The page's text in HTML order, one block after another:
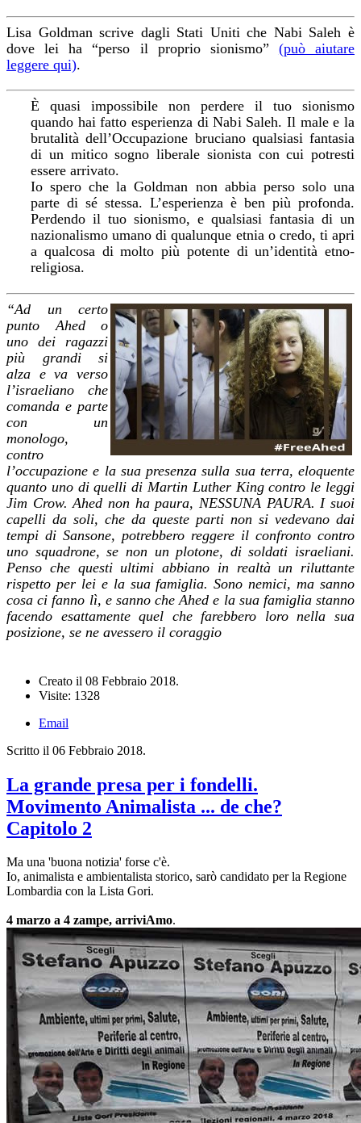
Lisa Goldman scrive dagli Stati Uniti che Nabi Saleh è
dove lei ha “perso il proprio sionismo” (può aiutare
leggere qui).
È quasi impossibile non perdere il tuo sionismo
quando hai fatto esperienza di Nabi Saleh. Il male e la
brutalità dell’Occupazione bruciano qualsiasi fantasia
di un mitico sogno liberale sionista con cui potresti
essere arrivato.
Io spero che la Goldman non abbia perso solo una
parte di sé stessa. L’esperienza è ben più profonda.
Perdendo il tuo sionismo, e qualsiasi fantasia di un
nazionalismo umano di qualunque etnia o credo, ti apri
a qualcosa di molto più potente di un’identità etno-
religiosa.
“Ad un certo
punto Ahed o
uno dei ragazzi
più grandi si
alza e va verso
l’israeliano che
comanda e parte
con un
monologo,
contro
l’occupazione e la sua presenza sulla sua terra, eloquente
quanto uno di quelli di Martin Luther King contro le leggi
Jim Crow. Ahed non ha paura, NESSUNA PAURA. I suoi
capelli da soli, che da queste parti non si vedevano dai
tempi di Sansone, potrebbero reggere il confronto contro
uno squadrone, se non un plotone, di soldati israeliani.
Penso che questi ultimi abbiano in realtà un riluttante
rispetto per lei e la sua famiglia. Sono nemici, ma sanno
cosa ci fanno lì, e sanno che Ahed e la sua famiglia stanno
facendo esattamente quel che farebbero loro nella sua
posizione, se ne avessero il coraggio
Creato il 08 Febbraio 2018.
Visite: 1328
Email
Scritto il 06 Febbraio 2018.
La grande presa per i fondelli.
Movimento Animalista ... de che?
Capitolo 2
Ma una 'buona notizia' forse c'è.
Io, animalista e ambientalista storico, sarò candidato per la Regione
Lombardia con la Lista Gori.
4 marzo a 4 zampe, arriviAmo.